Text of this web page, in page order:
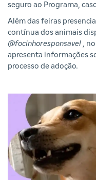
seguro ao Programa,
Além das feiras
contínua dos animais
@focinhoresponsavel ,
apresenta informações
processo de adoção.